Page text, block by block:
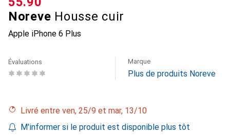
Noreve Housse cuir
Apple iPhone 6 Plus
Évaluations Marque
Plus de produits Noreve
Livré entre ven, 25/9 et mar, 13/10
M'informer si le produit est disponible plus tôt